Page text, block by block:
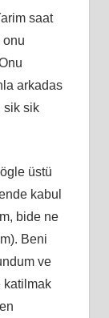
saat
onu
arkadas
sik sik
üstü
kabul
bide ne
Beni
ve
katilmak